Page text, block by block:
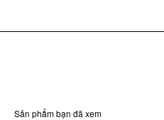
Sản phẩm bạn đã xem